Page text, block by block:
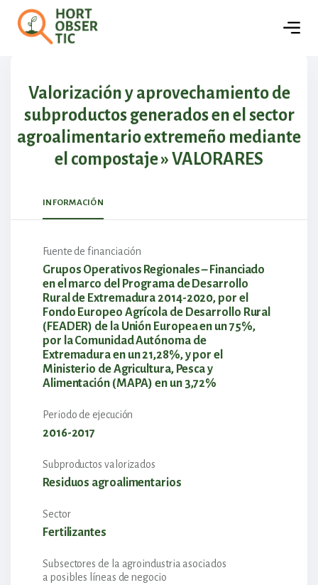
🏢 Empresas
Valorización y aprovechamiento de
subproductos generados en el sector
agroalimentario extremeño mediante
el compostaje » VALORARES
INFORMACIÓN
Fuente de financiación
Grupos Operativos Regionales – Financiado
en el marco del Programa de Desarrollo
Rural de Extremadura 2014-2020, por el
Fondo Europeo Agrícola de Desarrollo Rural
(FEADER) de la Unión Europea en un 75%,
por la Comunidad Autónoma de
Extremadura en un 21,28%, y por el
Ministerio de Agricultura, Pesca y
Alimentación (MAPA) en un 3,72%
Periodo de ejecución
2016-2017
Subproductos valorizados
Residuos agroalimentarios
Sector
Fertilizantes
Subsectores de la agroindustria asociados
a posibles líneas de negocio